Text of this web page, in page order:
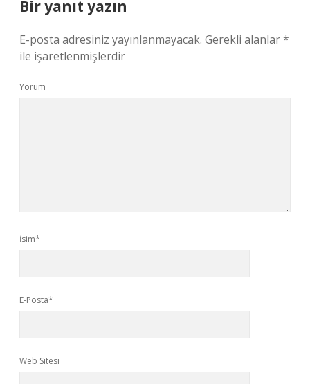
Bir yanıt yazın
E-posta adresiniz yayınlanmayacak. Gerekli alanlar*
ile işaretlenmişlerdir
Yorum
İsim*
E-Posta*
Web Sitesi